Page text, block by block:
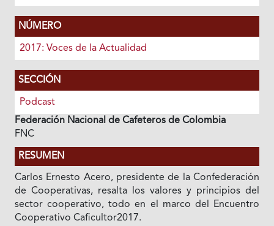
NÚMERO
2017: Voces de la Actualidad
SECCIÓN
Podcast
Federación Nacional de Cafeteros de Colombia
FNC
RESUMEN
Carlos Ernesto Acero, presidente de la Confederación
de Cooperativas, resalta los valores y principios del
sector cooperativo, todo en el marco del Encuentro
Cooperativo Caficultor2017.